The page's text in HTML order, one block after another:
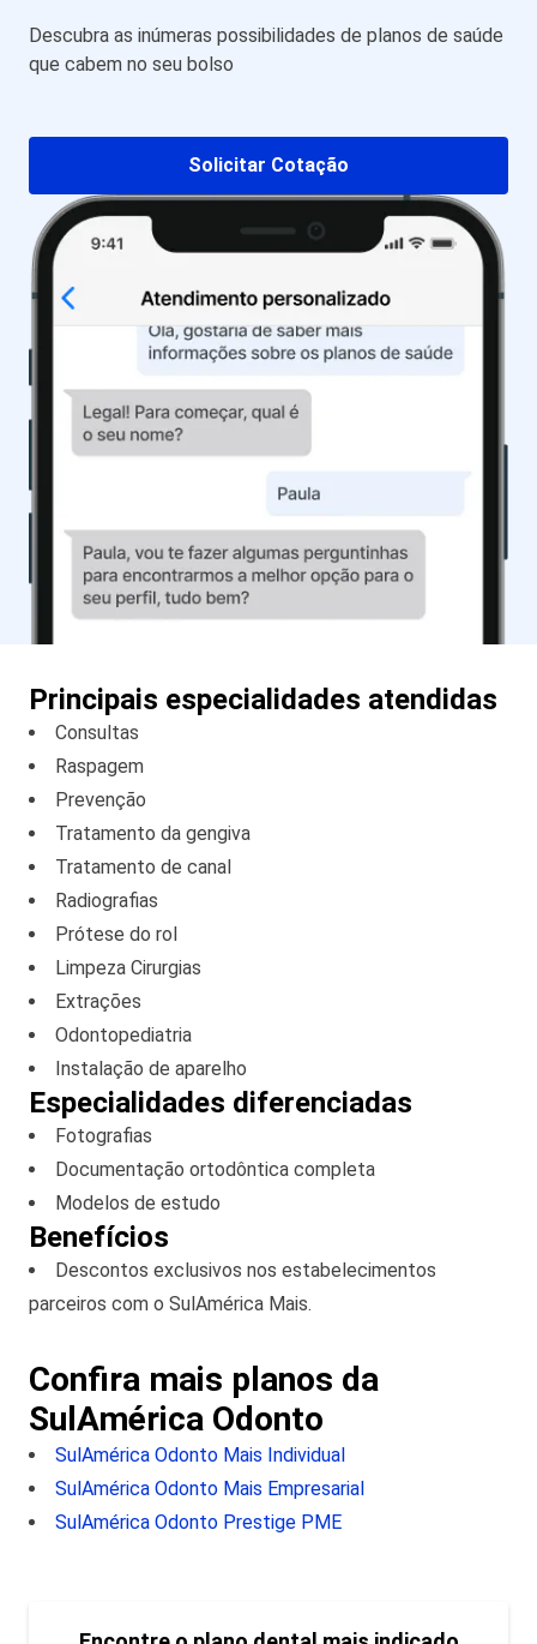
Descubra as inúmeras possibilidades de planos de saúde
que cabem no seu bolso
Solicitar Cotação
Principais especialidades atendidas
Consultas
Raspagem
Prevenção
Tratamento da gengiva
Tratamento de canal
Radiografias
Prótese do rol
Limpeza Cirurgias
Extrações
Odontopediatria
Instalação de aparelho
Especialidades diferenciadas
Fotografias
Documentação ortodôntica completa
Modelos de estudo
Benefícios
Descontos exclusivos nos estabelecimentos
parceiros com o SulAmérica Mais.
Confira mais planos da
SulAmérica Odonto
SulAmérica Odonto Mais Individual
SulAmérica Odonto Mais Empresarial
SulAmérica Odonto Prestige PME